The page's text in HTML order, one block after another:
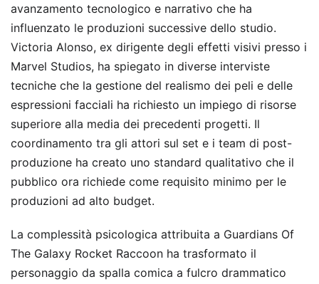
avanzamento tecnologico e narrativo che ha
influenzato le produzioni successive dello studio.
Victoria Alonso, ex dirigente degli effetti visivi presso i
Marvel Studios, ha spiegato in diverse interviste
tecniche che la gestione del realismo dei peli e delle
espressioni facciali ha richiesto un impiego di risorse
superiore alla media dei precedenti progetti. Il
coordinamento tra gli attori sul set e i team di post-
produzione ha creato uno standard qualitativo che il
pubblico ora richiede come requisito minimo per le
produzioni ad alto budget.
La complessità psicologica attribuita a Guardians Of
The Galaxy Rocket Raccoon ha trasformato il
personaggio da spalla comica a fulcro drammatico